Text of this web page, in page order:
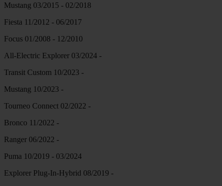
Mustang 03/2015 - 02/2018
Fiesta 11/2012 - 06/2017
Focus 01/2008 - 12/2010
All-Electric Explorer 03/2024 -
Transit Custom 10/2023 -
Mustang 10/2023 -
Tourneo Connect 02/2022 -
Bronco 11/2022 -
Ranger 06/2022 -
Puma 10/2019 - 03/2024
Explorer Plug-In-Hybrid 08/2019 -